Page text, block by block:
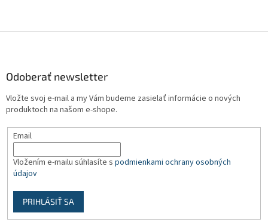
Odoberať newsletter
Vložte svoj e-mail a my Vám budeme zasielať informácie o nových
produktoch na našom e-shope.
Email
Vložením e-mailu súhlasíte s podmienkami ochrany osobných
údajov
PRIHLÁSIŤ SA